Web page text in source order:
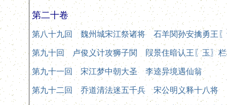
第二十卷
第八十九回 魏州城宋江祭诸将 石羊関孙安擒勇王〖
第九十回 卢俊义计攻狮子関 叚景住暗认王〖玉〗
第九十一回 宋江梦中朝大圣 李逵异境遇仙翁
第九十二回 乔道清法迷五千兵 宋公明义释十八将